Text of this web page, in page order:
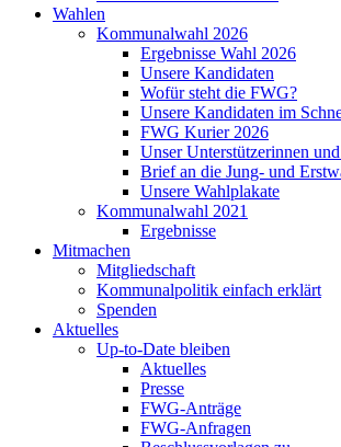
Wahlen
Kommunalwahl 2026
Ergebnisse Wahl 2026
Unsere Kandidaten
Wofür steht die FWG?
Unsere Kandidaten im
FWG Kurier 2026
Unser Unterstützerinnen
Brief an die Jung- und
Unsere Wahlplakate
Kommunalwahl 2021
Ergebnisse
Mitmachen
Mitgliedschaft
Kommunalpolitik einfach erklärt
Spenden
Aktuelles
Up-to-Date bleiben
Aktuelles
Presse
FWG-Anträge
FWG-Anfragen